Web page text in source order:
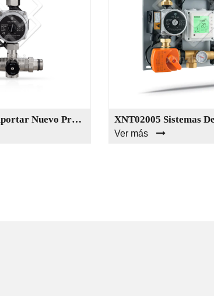
XNT02004 Importar Nuevo Producto Centro De Control De Mezcla De Agua Sistema De Calefacción Por Suelo Radiante A Un Precio Más Bajo
Ver más